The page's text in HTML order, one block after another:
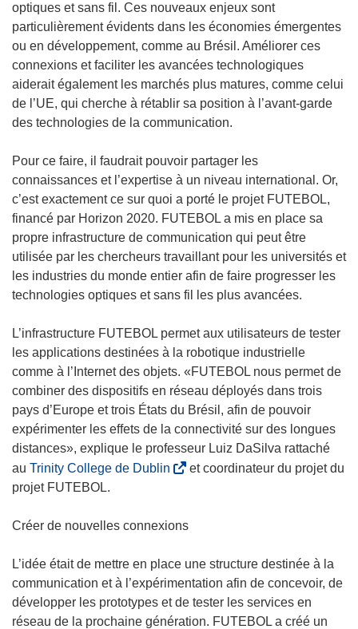
n
v
e
f
t
r
optiques et sans fil. Ces nouveaux enjeux sont
particulièrement évidents dans les économies émergentes
ou en développement, comme au Brésil. Améliorer ces
connexions et faciliter les avancées technologiques
aiderait également les marchés plus matures, comme celui
de l’UE, qui cherche à rétablir sa position à l’avant-garde
des technologies de la communication.
Pour ce faire, il faudrait pouvoir partager les
connaissances et l’expertise à un niveau international. Or,
c’est exactement ce sur quoi a porté le projet FUTEBOL,
financé par Horizon 2020. FUTEBOL a mis en place sa
propre infrastructure de communication qui peut être
utilisée par les chercheurs travaillant pour les universités et
les industries du monde entier afin de faire progresser les
technologies optiques et sans fil les plus avancées.
L’infrastructure FUTEBOL permet aux utilisateurs de tester
les applications destinées à la robotique industrielle
comme à l’Internet des objets. «FUTEBOL nous permet de
combiner des dispositifs en réseau déployés dans trois
pays d’Europe et trois États du Brésil, afin de pouvoir
expérimenter les effets de la connectivité sur des longues
distances», explique le professeur Luiz DaSilva rattaché
au Trinity College de Dublin
o
v
r
e
d
et coordinateur du projet du
projet FUTEBOL.
Créer de nouvelles connexions
L’idée était de mettre en place une structure destinée à la
communication et à l’expérimentation afin de concevoir, de
développer les prototypes et de tester les services en
réseau de la prochaine génération. FUTEBOL a créé un